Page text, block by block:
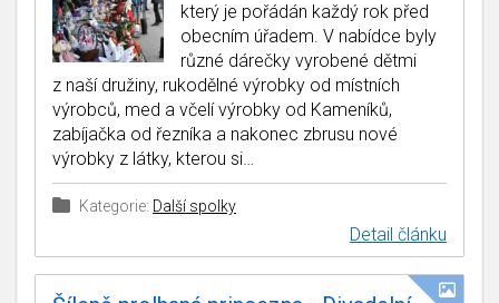
který je pořádán každý rok před
obecním úřadem. V nabídce byly
různé dárečky vyrobené dětmi
z naší družiny, rukodělné výrobky od místních
výrobců, med a včelí výrobky od Kameníků,
zabíjačka od řezníka a nakonec zbrusu nové
výrobky z látky, kterou si…
Kategorie: Další spolky
Detail článku